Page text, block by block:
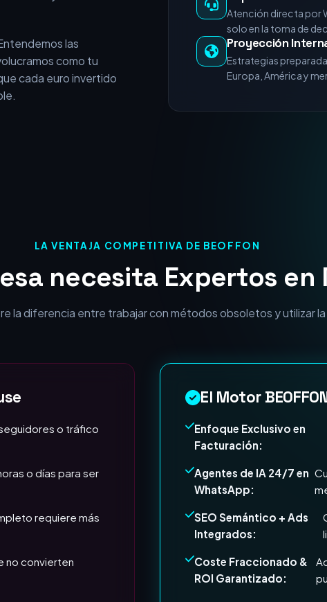
del posicionamiento
Artificial y la
las
como tu
Miles de horas
del consumidor y
Soporte &
Atención directa por
solo en la toma de
Proyección
LA VENTAJA COMPETITIVA DE BEOFFON
necesita Expertos en
o tráfico
o días para ser
requiere más
El Motor
Enfoque Exclusivo en
Facturación:
Agentes de IA 24/7 en
WhatsApp:
SEO Semántico + Ads
Integrados: